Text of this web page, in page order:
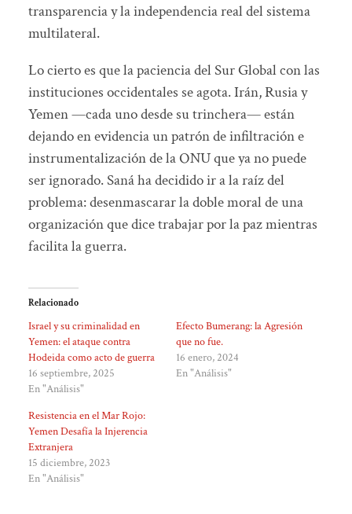
transparencia y la independencia real del sistema
multilateral.
Lo cierto es que la paciencia del Sur Global con las
instituciones occidentales se agota. Irán, Rusia y
Yemen —cada uno desde su trinchera— están
dejando en evidencia un patrón de infiltración e
instrumentalización de la ONU que ya no puede
ser ignorado. Saná ha decidido ir a la raíz del
problema: desenmascarar la doble moral de una
organización que dice trabajar por la paz mientras
facilita la guerra.
Relacionado
Israel y su criminalidad en
Yemen: el ataque contra
Hodeida como acto de guerra
16 septiembre, 2025
En "Análisis"
Efecto Bumerang: la Agresión
que no fue.
16 enero, 2024
En "Análisis"
Resistencia en el Mar Rojo:
Yemen Desafía la Injerencia
Extranjera
15 diciembre, 2023
En "Análisis"